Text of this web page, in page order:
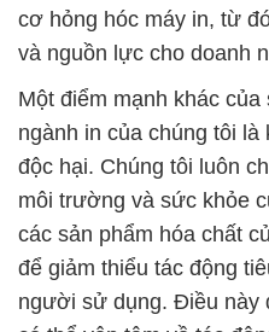
cơ hỏng hóc máy in, từ
và nguồn lực cho doanh
Một điểm mạnh khác
ngành in của chúng tôi là
độc hại. Chúng tôi luôn
môi trường và sức khỏe
các sản phẩm hóa chất
để giảm thiểu tác động
người sử dụng. Điều này